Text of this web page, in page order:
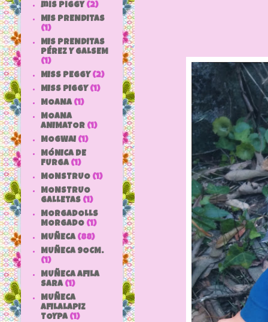
mis piggy (2)
MIS PRENDITAS
(1)
MIS PRENDITAS
PÉREZ Y GALSEM
(1)
MISS PEGGY (2)
MISS PIGGY (1)
MOANA (1)
MOANA
ANIMATOR (1)
MOGWAI (1)
MÓNICA DE
FURGA (1)
MONSTRUO (1)
MONSTRUO
GALLETAS (1)
MORGADOLLS
MORGADO (1)
MUÑECA (88)
MUÑECA 9OCM.
(1)
MUÑECA AFILA
SARA (1)
MUÑECA
AFILALAPIZ
TOYPA (1)